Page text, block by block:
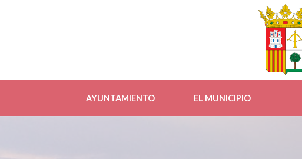
AYUNTAMIENTO EL MUNICIPIO